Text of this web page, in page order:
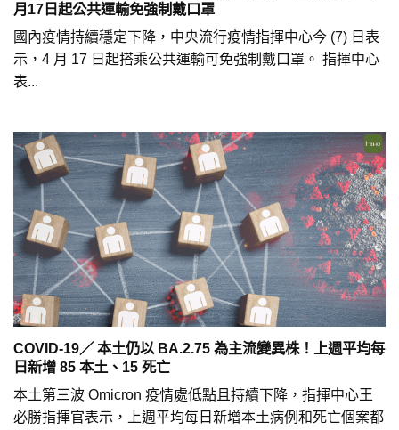
月17日起公共運輸免強制戴口罩
國內疫情持續穩定下降，中央流行疫情指揮中心今 (7) 日表
示，4 月 17 日起搭乘公共運輸可免強制戴口罩。 指揮中心
表...
COVID-19／ 本土仍以 BA.2.75 為主流變異株！上週平均每
日新增 85 本土、15 死亡
本土第三波 Omicron 疫情處低點且持續下降，指揮中心王
必勝指揮官表示，上週平均每日新增本土病例和死亡個案都